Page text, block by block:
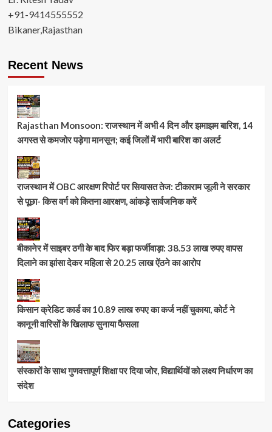
+91-9414555552
Bikaner,Rajasthan
Recent News
Rajasthan Monsoon: राजस्थान में अभी 4 दिन और झमाझम बारिश, 14
अगस्त से कमजोर पड़ेगा मानसून; कई जिलों में भारी बारिश का अलर्ट
राजस्थान में OBC आरक्षण रिपोर्ट पर सियासत तेज: टीकाराम जूली ने सरकार
से पूछा- किस वर्ग को कितना आरक्षण, आंकड़े सार्वजनिक करें
बीकानेर में साइबर ठगी के बाद फिर बड़ा फर्जीवाड़ा: 38.53 लाख रुपए वापस
दिलाने का झांसा देकर महिला से 20.25 लाख ऐंठने का आरोप
किसान क्रेडिट कार्ड का 10.89 लाख रुपए का कर्ज नहीं चुकाया, कोर्ट ने
कानूनी वारिसों के खिलाफ सुनाया फैसला
संस्कारों के साथ गुणवत्तापूर्ण शिक्षा पर दिया जोर, विद्यार्थियों को लक्ष्य निर्धारण का
संदेश
Categories